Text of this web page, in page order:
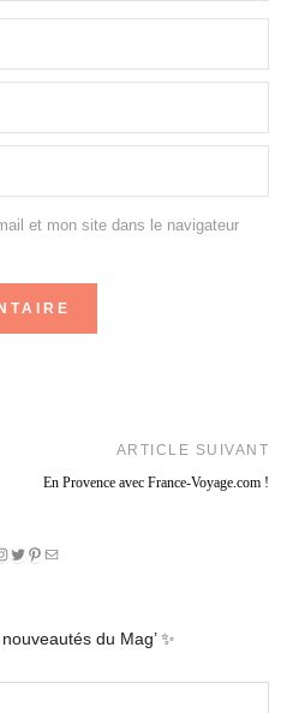
et mon site dans le navigateur
ARTICLE SUIVANT
En Provence avec France-Voyage.com !
Twitter
Pinterest
E-
du Mag’ ✨